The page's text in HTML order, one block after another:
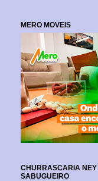
MERO MOVEIS
CHURRASCARIA NEY
SABUGUEIRO